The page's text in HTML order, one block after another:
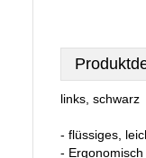
links, schwarz
- flüssiges,
-